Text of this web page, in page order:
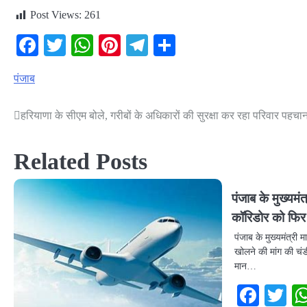
Post Views: 261
Facebook
TwitterWhatsApp
PinterestTelegram
पंजाब
Post
हरियाणा के सीएम बोले, गरीबों के अधिकारों की सुरक्षा कर रहा परिवार
Related Posts
पंजाब के
कॉरिडोर को
पंजाब के मुख्यमंत्री
खोलने की मांग की
मान…